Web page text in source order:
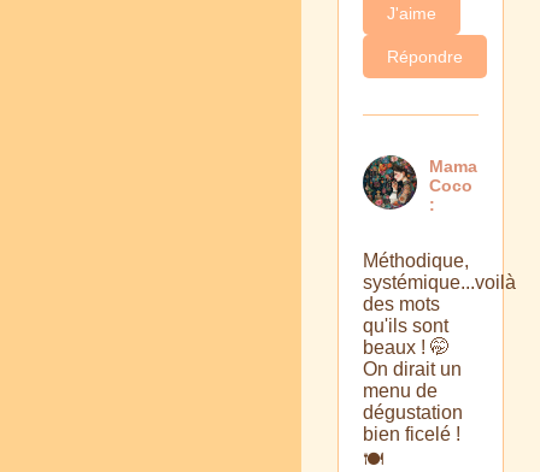
J'aime
Répondre
Mama
Coco
:
Méthodique,
systémique...voilà
des mots
qu'ils sont
beaux ! 🤭
On dirait un
menu de
dégustation
bien ficelé !
🍽